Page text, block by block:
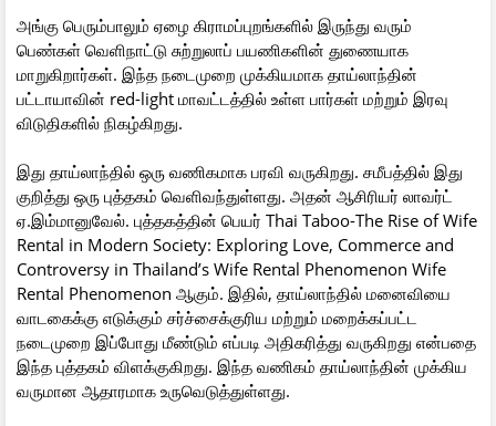
அங்கு பெரும்பாலும் ஏழை கிராமப்புறங்களில் இருந்து வரும்
பெண்கள் வெளிநாட்டு சுற்றுலாப் பயணிகளின் துணையாக
மாறுகிறார்கள். இந்த நடைமுறை முக்கியமாக தாய்லாந்தின்
பட்டாயாவின் red-light மாவட்டத்தில் உள்ள பார்கள் மற்றும் இரவு
விடுதிகளில் நிகழ்கிறது.
இது தாய்லாந்தில் ஒரு வணிகமாக பரவி வருகிறது. சமீபத்தில் இது
குறித்து ஒரு புத்தகம் வெளிவந்துள்ளது. அதன் ஆசிரியர் லாவர்ட்
ஏ.இம்மானுவேல். புத்தகத்தின் பெயர் Thai Taboo-The Rise of Wife
Rental in Modern Society: Exploring Love, Commerce and
Controversy in Thailand’s Wife Rental Phenomenon Wife
Rental Phenomenon ஆகும். இதில், தாய்லாந்தில் மனைவியை
வாடகைக்கு எடுக்கும் சர்ச்சைக்குரிய மற்றும் மறைக்கப்பட்ட
நடைமுறை இப்போது மீண்டும் எப்படி அதிகரித்து வருகிறது என்பதை
இந்த புத்தகம் விளக்குகிறது. இந்த வணிகம் தாய்லாந்தின் முக்கிய
வருமான ஆதாரமாக உருவெடுத்துள்ளது.